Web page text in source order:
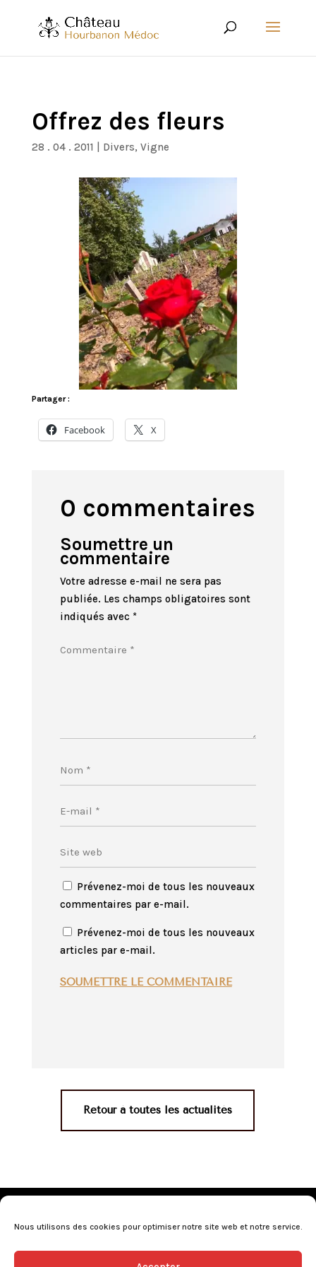
Nous utilisons des cookies pour optimiser notre site web et notre service.
Offrez des fleurs
28 . 04 . 2011 Divers, Vigne
Partager :
Facebook X
0 commentaires
Soumettre un
commentaire
Votre adresse e-mail ne sera pas
publiée. Les champs obligatoires sont
indiqués avec *
Prévenez-moi de tous les nouveaux
commentaires par e-mail.
Prévenez-moi de tous les nouveaux
articles par e-mail.
SOUMETTRE LE COMMENTAIRE
Retour à toutes les actualités
Conditions générales de vente•Nos revendeurs•